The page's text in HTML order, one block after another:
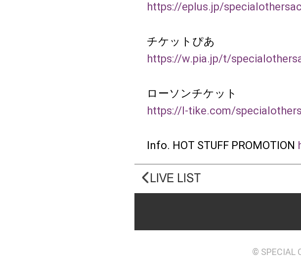
https://eplus.jp/
チケットぴあ
https://w.pia.jp/t/
ローソンチケット
https://l-tike.com/
Info. HOT STUFF PROMOTION
© SPECIAL